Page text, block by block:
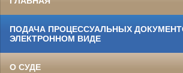
ПОДАЧА ПРОЦЕССУАЛЬНЫХ
ЭЛЕКТРОННОМ ВИДЕ
О СУДЕ